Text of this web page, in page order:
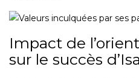
Impact de
sur le succès